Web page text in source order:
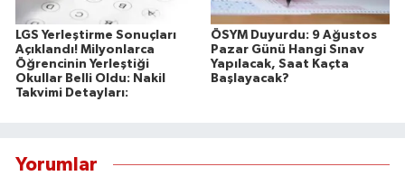
LGS Yerleştirme Sonuçları
Açıklandı! Milyonlarca
Öğrencinin Yerleştiği
Okullar Belli Oldu: Nakil
Takvimi Detayları:
ÖSYM Duyurdu: 9 Ağustos
Pazar Günü Hangi Sınav
Yapılacak, Saat Kaçta
Başlayacak?
Yorumlar